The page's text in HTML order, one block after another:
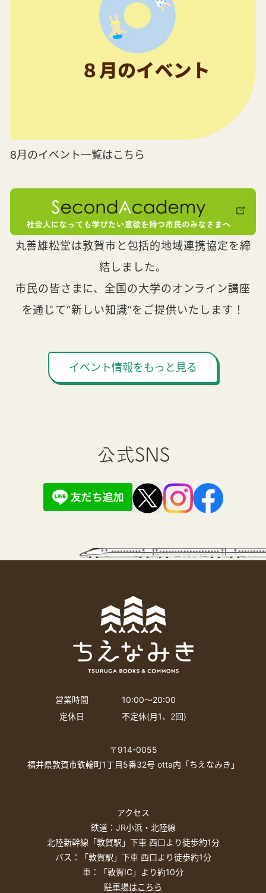
8月のイベント一覧はこちら
丸善雄松堂は敦賀市と包括的地域連携協定を締
結しました。
市民の皆さまに、全国の大学のオンライン講座
を通じて“新しい知識”をご提供いたします！
イベント情報をもっと見る
公式SNS
営業時間
10:00〜20:00
定休日
不定休(月1、2回)
〒914-0055
福井県敦賀市鉄輪町1丁目5番32号 otta内「ちえなみき」
アクセス
鉄道：JR小浜・北陸線
北陸新幹線「敦賀駅」下車 西口より徒歩約1分
バス：「敦賀駅」下車 西口より徒歩約1分
車：「敦賀IC」より約10分
駐車場はこちら